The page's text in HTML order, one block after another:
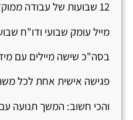
12 שבועות של עבודה ממוקדת.
מייל עומק שבועי ודו"ח
בסה"כ שישה מיילים עם
פגישה אישית אחת לכל
והכי חשוב: המשך תנועה